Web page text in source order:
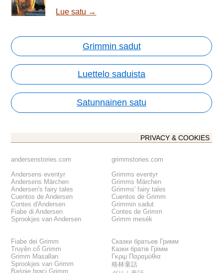
Lue satu →
Grimmin sadut
Luettelo saduista
Satunnainen satu
PRIVACY & COOKIES
andersenstories.com
Andersens eventyr
Andersens Märchen
Andersen's fairy tales
Cuentos de Andersen
Contes d'Andersen
Fiabe di Andersen
Sprookjes van Andersen
grimmstories.com
Grimms eventyr
Grimms Märchen
Grimms' fairy tales
Cuentos de Grimm
Grimmin sadut
Contes de Grimm
Grimm mesék
Fiabe dei Grimm
Truyện cổ Grimm
Grimm Masalları
Sprookjes van Grimm
Baśnie braci Grimm
Сказки братьев Гримм
Казки братів Грімм
Γκριμ Παραμύθια
格林童話